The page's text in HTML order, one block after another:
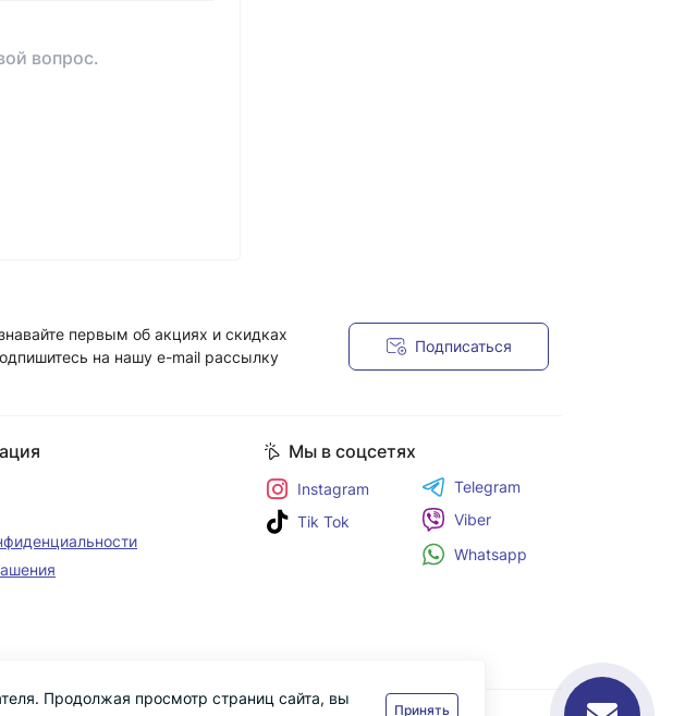
вопрос.
первым об акциях и скидках
на нашу e-mail рассылку
Подписаться
Мы в соцсетях
Instagram
Tik Tok
Telegram
Viber
Whatsapp
Продолжая просмотр страниц сайта, вы
Принять